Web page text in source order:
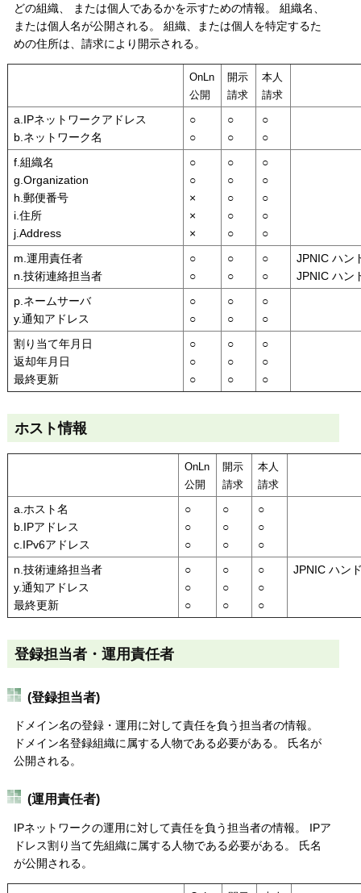
どの組織、 または個人であるかを示すための情報。 組織名、
または個人名が公開される。 組織、または個人を特定するた
めの住所は、請求により開示される。
OnLn
公開
開示
請求
本人
請求
a.IPネットワークアドレス
b.ネットワーク名
○
○
○
○
○
○
f.組織名
g.Organization
h.郵便番号
i.住所
j.Address
○
○
×
×
×
○
○
○
○
○
○
○
○
○
○
m.運用責任者
n.技術連絡担当者
○
○
○
○
○
○
JPNIC ハン
JPNIC ハン
p.ネームサーバ
y.通知アドレス
○
○
○
○
○
○
割り当て年月日
返却年月日
最終更新
○
○
○
○
○
○
○
○
○
ホスト情報
OnLn
公開
開示
請求
本人
請求
a.ホスト名
b.IPアドレス
c.IPv6アドレス
○
○
○
○
○
○
○
○
○
n.技術連絡担当者
y.通知アドレス
最終更新
○
○
○
○
○
○
○
○
○
JPNIC ハン
登録担当者・運用責任者
(登録担当者)
ドメイン名の登録・運用に対して責任を負う担当者の情報。
ドメイン名登録組織に属する人物である必要がある。 氏名が
公開される。
(運用責任者)
IPネットワークの運用に対して責任を負う担当者の情報。 IPア
ドレス割り当て先組織に属する人物である必要がある。 氏名
が公開される。